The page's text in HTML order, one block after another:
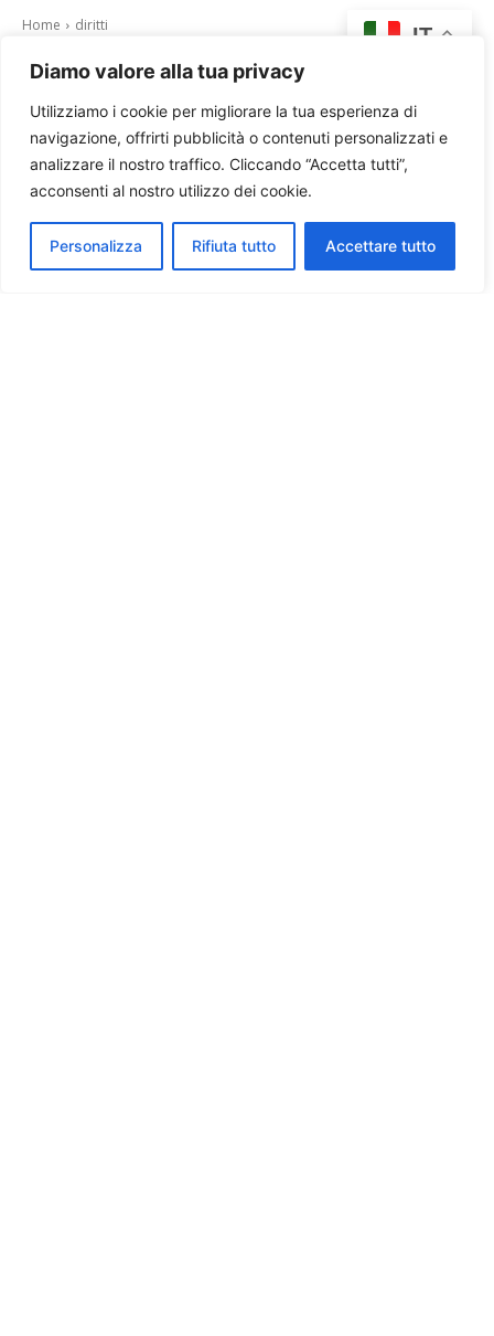
Diamo valore alla tua privacy
Utilizziamo i cookie per migliorare la tua esperienza di
navigazione, offrirti pubblicità o contenuti personalizzati e
analizzare il nostro traffico. Cliccando “Accetta tutti”,
acconsenti al nostro utilizzo dei cookie.
Personalizza Rifiuta tutto Accettare tutto